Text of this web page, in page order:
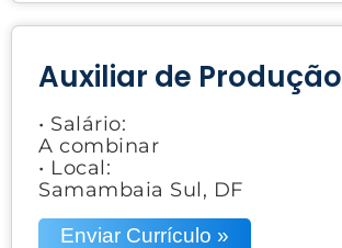
Auxiliar de Produção
• Salário:
A combinar
• Local:
Samambaia Sul, DF
Enviar Currículo »